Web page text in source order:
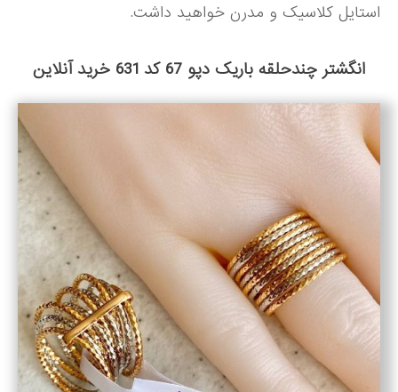
استایل کلاسیک و مدرن خواهید داشت.
انگشتر چندحلقه باریک دپو 67 کد 631 خرید آنلاین